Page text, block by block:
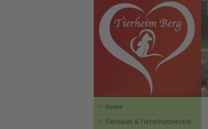
Home
Tierheim & Tierschutzverein